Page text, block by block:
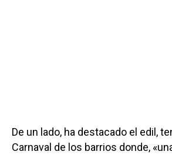
De un lado, ha destacado el edil,
Carnaval de los barrios donde,